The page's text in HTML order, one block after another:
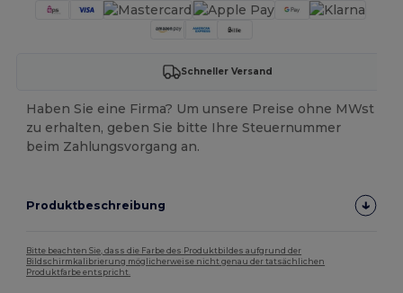
Schneller Versand
Haben Sie eine Firma? Um unsere Preise ohne MWst
zu erhalten, geben Sie bitte Ihre Steuernummer
beim Zahlungsvorgang an.
Produktbeschreibung
Bitte beachten Sie, dass die Farbe des Produktbildes aufgrund der
Bildschirmkalibrierung möglicherweise nicht genau der tatsächlichen
Produktfarbe entspricht.